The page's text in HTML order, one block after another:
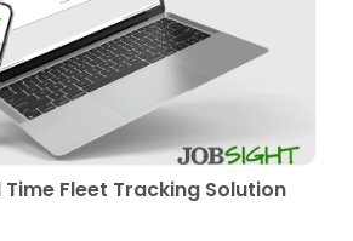
Fleet Tracking Solution